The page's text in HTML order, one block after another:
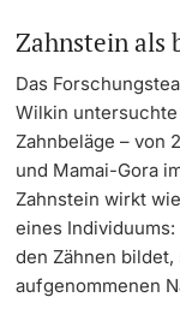
Zahnstein als
Das
Wilkin
Zahnbeläge – von
und Mamai-Gora
Zahnstein wirkt
eines
den Zähnen
aufgenommenen